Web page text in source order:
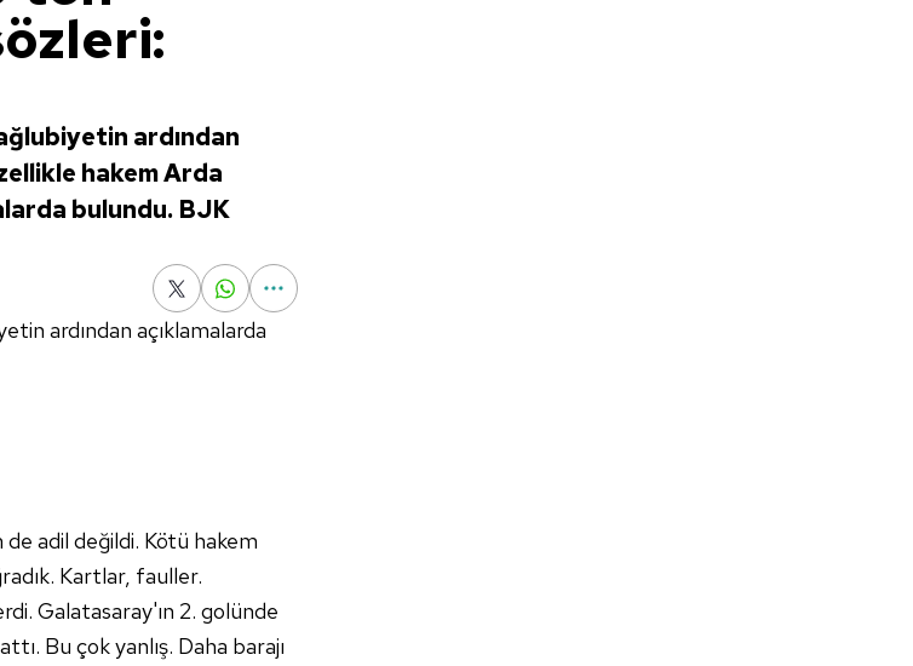
ardından
hakem Arda
bulundu. BJK
ardından açıklamalarda
adil değildi. Kötü hakem
Kartlar, fauller.
Galatasaray'ın 2. golünde
Bu çok yanlış. Daha barajı